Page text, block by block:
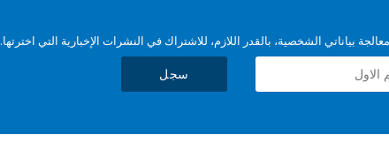
بياناتي الشخصية، بالقدر اللازم، للاشتراك في النشرات الإخبارية التي اخترتها.
سجل